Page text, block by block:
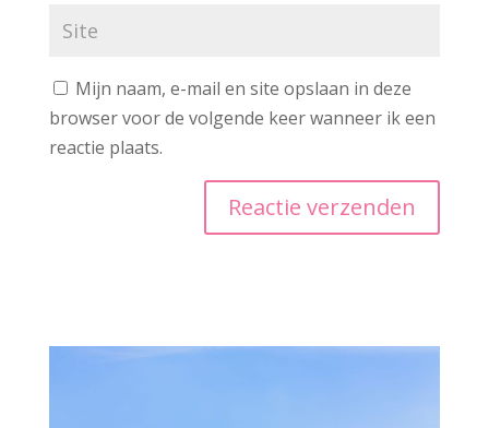
Mijn naam, e-mail en site opslaan in deze
browser voor de volgende keer wanneer ik een
reactie plaats.